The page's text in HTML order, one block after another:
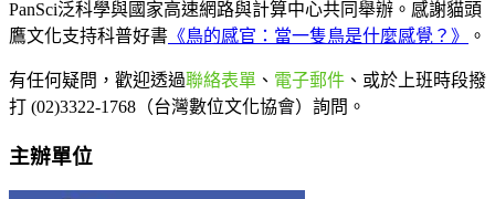
PanSci泛科學與國家高速網路與計算中心共同舉辦。感謝貓頭
鷹文化支持科普好書 《鳥的感官：當一隻鳥是什麼感覺？》 。
有任何疑問，歡迎透過聯絡表單 、 電子郵件 、或於上班時段撥
打 (02)3322-1768（台灣數位文化協會）詢問。
主辦單位